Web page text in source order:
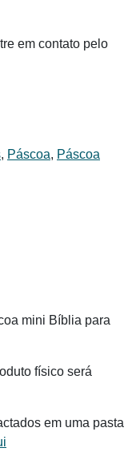
em contato pelo
, Páscoa, Páscoa
mini Bíblia para
físico será
em uma pasta